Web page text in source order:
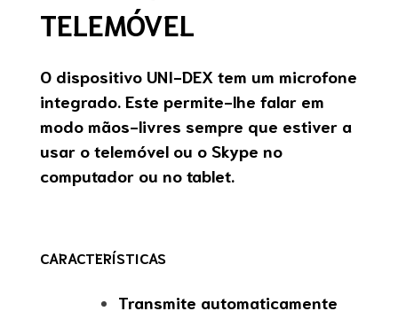
TELEMÓVEL
O dispositivo UNI-DEX tem um microfone
integrado. Este permite-lhe falar em
modo mãos-livres sempre que estiver a
usar o telemóvel ou o Skype no
computador ou no tablet.
CARACTERÍSTICAS
Transmite automaticamente